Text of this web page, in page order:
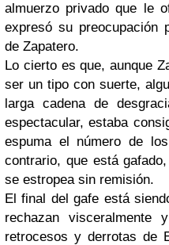
almuerzo privado que le
expresó su preocupación
de Zapatero.
Lo cierto es que, aunque
ser un tipo con suerte,
larga cadena de
espectacular, estaba
espuma el número de
contrario, que está
se estropea sin remisión.
El final del gafe está
rechazan
retrocesos y derrotas de